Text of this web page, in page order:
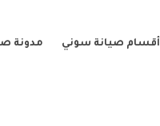
أقسام صيانة سوني مدونة